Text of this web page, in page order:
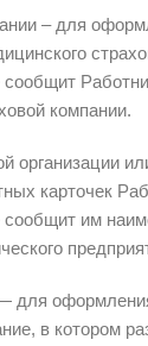
– для
компании.
организации
карточек
им
в котором